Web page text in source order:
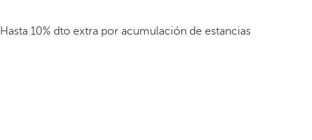
Hasta 10% dto extra por acumulación de estancias